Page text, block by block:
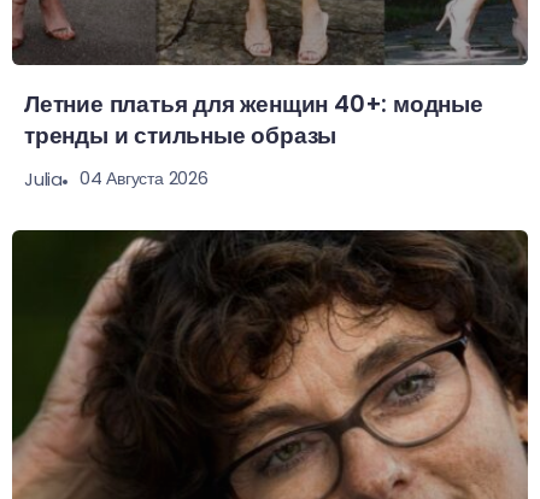
Летние платья для женщин 40+: модные
тренды и стильные образы
Julia 04 Августа 2026